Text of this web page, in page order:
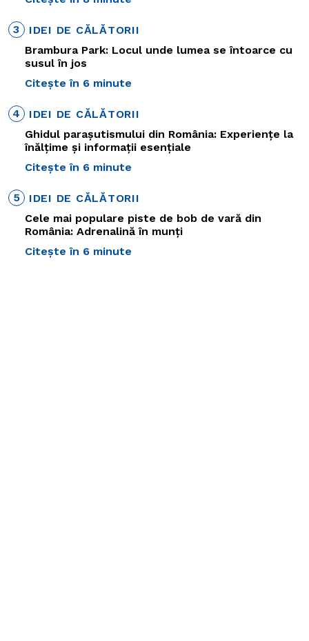
3
IDEI DE CĂLĂTORII
Brambura Park: Locul unde lumea se întoarce cu
susul în jos
Citește în 6 minute
4
IDEI DE CĂLĂTORII
Ghidul parașutismului din România: Experiențe la
înălțime și informații esențiale
Citește în 6 minute
5
IDEI DE CĂLĂTORII
Cele mai populare piste de bob de vară din
România: Adrenalină în munți
Citește în 6 minute